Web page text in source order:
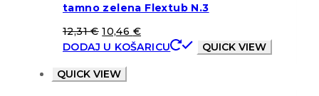
tamno zelena Flextub N.3
12,31€ 10,46 €
DODAJ U KOŠARICU
QUICK VIEW
QUICK VIEW